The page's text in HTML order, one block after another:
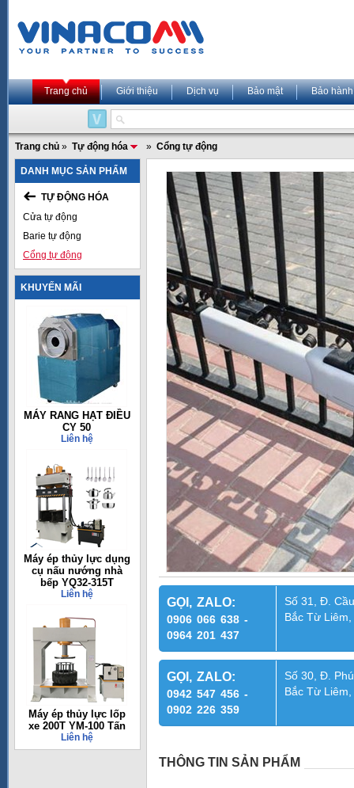
Trang chủ Giới thiệu Dịch vụ Bảo mật Bảo hành
Trang chủ » Tự động hóa » Cổng tự động
DANH MỤC SẢN PHẨM
TỰ ĐỘNG HÓA
Cửa tự động
Barie tự động
Cổng tự động
KHUYẾN MÃI
MÁY RANG HẠT ĐIỀU
CY 50
Liên hệ
Máy ép thủy lực dụng
cụ nấu nướng nhà
bếp YQ32-315T
Liên hệ
Máy ép thủy lực lốp
xe 200T YM-100 Tấn
Liên hệ
GỌI, ZALO:
0906 066 638 -
0964 201 437
Số 31, Đ.
Bắc Từ
GỌI, ZALO:
0942 547 456 -
0902 226 359
Số 30, Đ.
Bắc Từ
THÔNG TIN SẢN PHẨM